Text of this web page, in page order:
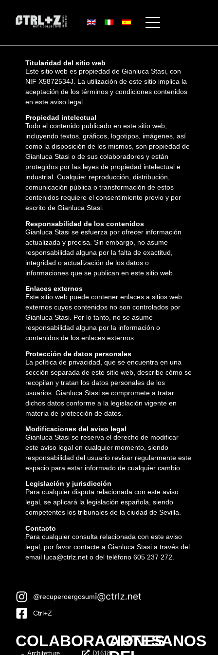
Titularidad del sitio web
Este sitio web es propiedad de Gianluca Stasi, con
NIF X5872534J. La utilización de este sitio implica la
aceptación de los términos y condiciones contenidos
en este aviso legal.
Propiedad intelectual
Todo el contenido publicado en este sitio web,
incluyendo textos, gráficos, logotipos, imágenes, así
como la disposición de los mismos, son propiedad de
Gianluca Stasi o de sus colaboradores y están
protegidos por las leyes de propiedad intelectual e
industrial. Cualquier reproducción, distribución,
comunicación pública o transformación de estos
contenidos requiere el consentimiento previo y por
escrito de Gianluca Stasi.
Responsabilidad de los contenidos
Gianluca Stasi se esfuerza por ofrecer información
actualizada y precisa. Sin embargo, no asume
responsabilidad alguna por la falta de exactitud,
integridad o actualización de los datos o
informaciones que se publican en este sitio web.
Enlaces externos
Este sitio web puede contener enlaces a sitios web
externos cuyos contenidos no son controlados por
Gianluca Stasi. Por lo tanto, no se asume
responsabilidad alguna por la información o
contenidos de los enlaces externos.
Protección de datos personales
La política de privacidad, que se encuentra en una
sección separada de este sitio web, describe cómo se
recopilan y tratan los datos personales de los
usuarios. Gianluca Stasi se compromete a tratar
dichos datos conforme a la legislación vigente en
materia de protección de datos.
Modificaciones del aviso legal
Gianluca Stasi se reserva el derecho de modificar
este aviso legal en cualquier momento, siendo
responsabilidad del usuario revisar regularmente este
espacio para estar informado de cualquier cambio.
Legislación y jurisdicción
Para cualquier disputa relacionada con este aviso
legal, se aplicará la legislación española, siendo
competentes los tribunales de la ciudad de Sevilla.
Contacto
Para cualquier consulta relacionada con este aviso
legal, por favor contacte a Gianluca Stasi a través del
email luca@ctrlz.net o del teléfono 605 237 272.
@recuperoergosum
Ctrl+Z
COLABORACIONES
Architetture D1618
ARTESANOS